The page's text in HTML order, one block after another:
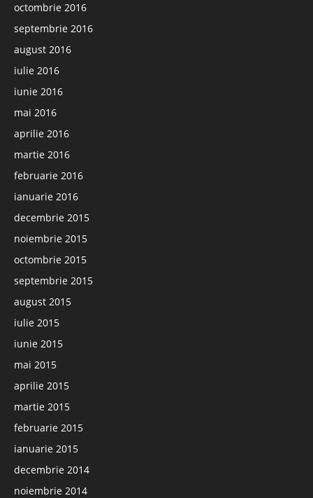
octombrie 2016
septembrie 2016
august 2016
iulie 2016
iunie 2016
mai 2016
aprilie 2016
martie 2016
februarie 2016
ianuarie 2016
decembrie 2015
noiembrie 2015
octombrie 2015
septembrie 2015
august 2015
iulie 2015
iunie 2015
mai 2015
aprilie 2015
martie 2015
februarie 2015
ianuarie 2015
decembrie 2014
noiembrie 2014